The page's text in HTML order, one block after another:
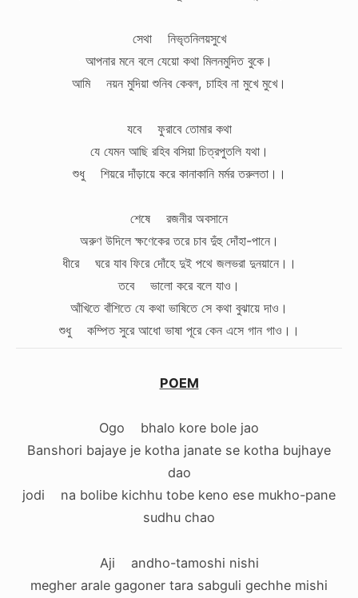
সেথা নিভৃতনিলয়সুখে
আপনার মনে বলে যেয়ো কথা মিলনমুদিত বুকে।
আমি নয়ন মুদিয়া শুনিব কেবল, চাহিব না মুখে মুখে।
যবে ফুরাবে তোমার কথা
যে যেমন আছি রহিব বসিয়া চিত্রপুতলি যথা।
শুধু শিয়রে দাঁড়ায়ে করে কানাকানি মর্মর তরুলতা।।
শেষে রজনীর অবসানে
অরুণ উদিলে ক্ষণেকের তরে চাব দুঁহু দোঁহা-পানে।
ধীরে ঘরে যাব ফিরে দোঁহে দুই পথে জলভরা দুনয়ানে।।
তবে ভালো করে বলে যাও।
আঁখিতে বাঁশিতে যে কথা ভাষিতে সে কথা বুঝায়ে দাও।
শুধু কম্পিত সুরে আধো ভাষা পূরে কেন এসে গান গাও।।
POEM
Ogo bhalo kore bole jao
Banshori bajaye je kotha janate se kotha bujhaye
dao
jodi na bolibe kichhu tobe keno ese mukho-pane
sudhu chao
Aji andho-tamoshi nishi
megher arale gagoner tara sabguli gechhe mishi